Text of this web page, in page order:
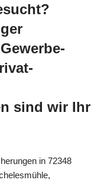
sind wir Ihr
in 72348